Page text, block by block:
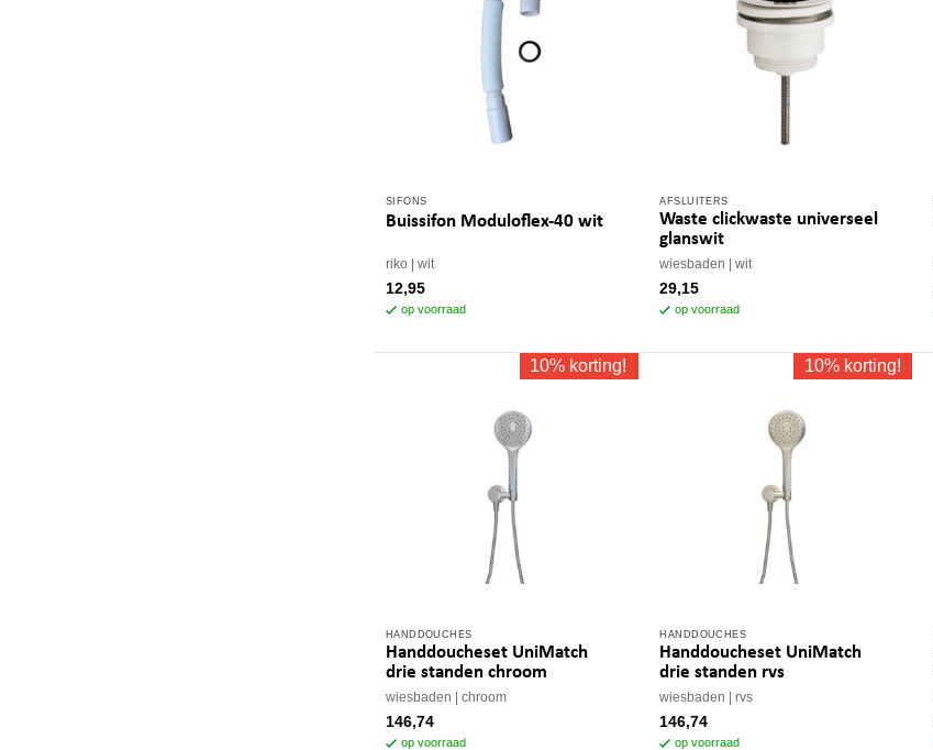
SIFONS
Buissifon Moduloflex-40 wit
riko wit
12,95
op voorraad
AFSLUITERS
Waste clickwaste universeel
glanswit
wiesbaden wit
29,15
op voorraad
10% korting!
HANDDOUCHES
Handdoucheset UniMatch
drie standen chroom
wiesbaden chroom
146,74
op voorraad
10% korting!
HANDDOUCHES
Handdoucheset UniMatch
drie standen rvs
wiesbaden rvs
146,74
op voorraad